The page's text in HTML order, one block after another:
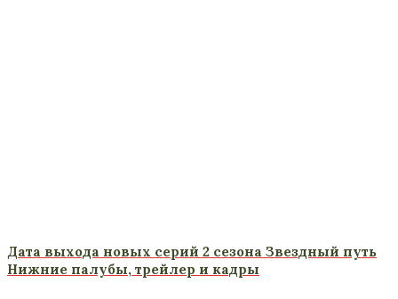
Дата выхода новых серий 2 сезона Звездный путь
Нижние палубы, трейлер и кадры